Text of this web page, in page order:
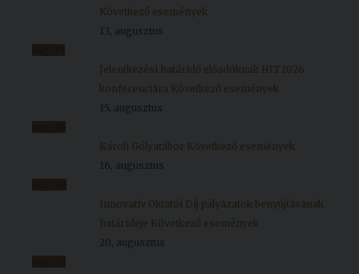
Következő események
13, augusztus
Jelentkezési határidő előadóknak HIT2026
konferenciára Következő események
15, augusztus
Károli Gólyatábor Következő események
16, augusztus
Innovatív Oktatói Díj pályázatok benyújtásának
határideje Következő események
20, augusztus